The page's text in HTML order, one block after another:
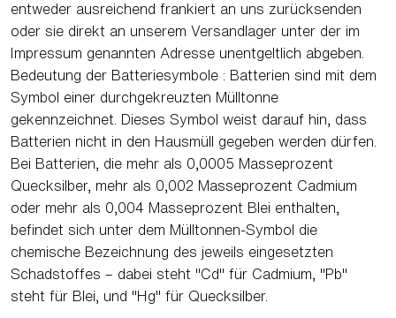
entweder ausreichend frankiert an uns zurücksenden
oder sie direkt an unserem Versandlager unter der im
Impressum genannten Adresse unentgeltlich abgeben.
Bedeutung der Batteriesymbole : Batterien sind mit dem
Symbol einer durchgekreuzten Mülltonne
gekennzeichnet. Dieses Symbol weist darauf hin, dass
Batterien nicht in den Hausmüll gegeben werden dürfen.
Bei Batterien, die mehr als 0,0005 Masseprozent
Quecksilber, mehr als 0,002 Masseprozent Cadmium
oder mehr als 0,004 Masseprozent Blei enthalten,
befindet sich unter dem Mülltonnen-Symbol die
chemische Bezeichnung des jeweils eingesetzten
Schadstoffes – dabei steht "Cd" für Cadmium, "Pb"
steht für Blei, und "Hg" für Quecksilber.